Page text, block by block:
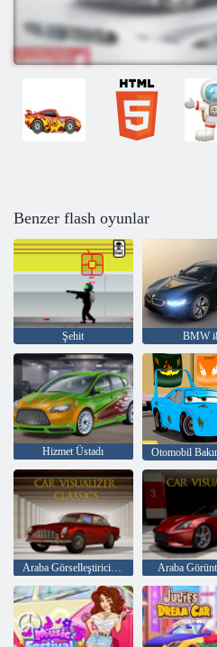
Benzer flash oyunlar
Şehit BMW
Hizmet Üstadı
Araba